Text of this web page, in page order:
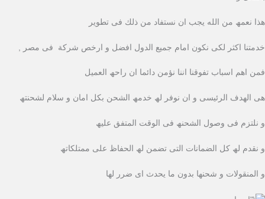
ھذا نعمھ من الله یجب ان نستفاد من ذلك فى تطویر
خدمتنا اكثر لكى نكون امام جمیع الدول افضل و ارخص شركة فى مصر ,
فمن اھم اسباب تفوقنا اننا نؤمن دائما ان راحھ العمیل
ھى الھدف الرئیسى و ان نوفر لھ خدمھ الشحن بكل امان و سلام لشحنتھ
و نلتزم فى وصول الشحنھ فى الوقت المتفق علیھ
و نقدم لھ كل الضمانات التى تضمن لھ الحفاظ على ممتلكاتھ
و المنقولات و شحنھا بدون ما یحدث اى ضرر لھا